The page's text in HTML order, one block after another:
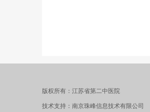
版权所有：江苏省第二中医院
技术支持：南京珠峰信息技术有限公司